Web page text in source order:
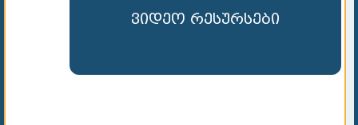
ვიდეო რესურსები